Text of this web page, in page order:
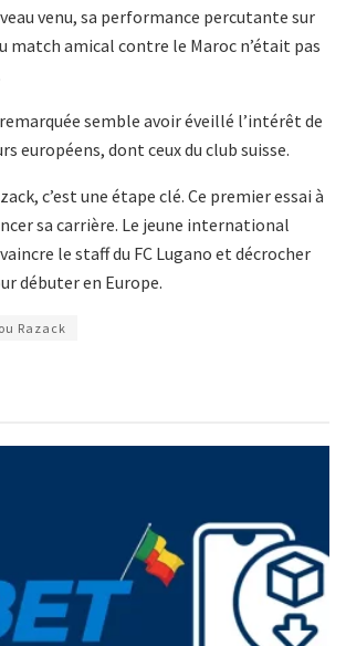
venu, sa performance percutante sur
match amical contre le Maroc n’était pas
semble avoir éveillé l’intérêt de
européens, dont ceux du club suisse.
c’est une étape clé. Ce premier essai à
sa carrière. Le jeune international
le staff du FC Lugano et décrocher
débuter en Europe.
Razack